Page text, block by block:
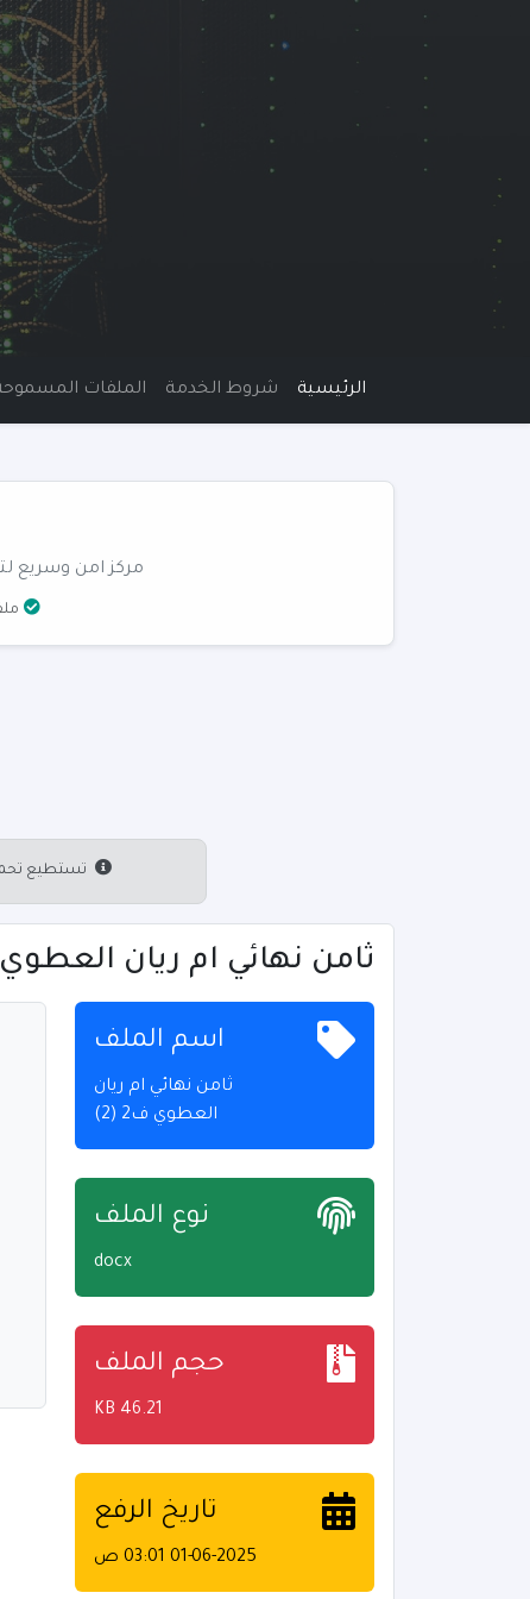
الرئيسية شروط الخدمة الملفات
مركز امن وسريع
تستطيع
ثامن نهائي ام ريان العطوي ف2 (2) -
اسم الملف
ثامن نهائي ام ريان
العطوي ف2 (2)
نوع الملف
docx
حجم الملف
46.21 KB
تاريخ الرفع
01-06-2025 03:01 ص